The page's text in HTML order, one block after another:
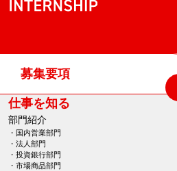
internship
募集要項
仕事を知る
部門紹介
国内営業部門
法人部門
投資銀行部門
市場商品部門